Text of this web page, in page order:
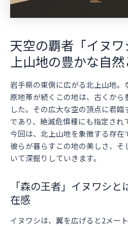
天空の覇者「イヌ
上山地の豊かな自
岩手県の東側に広がる北上山地
原地帯が続くこの地は、古くから
した。その広大な空の頂点に君
であり、絶滅危惧種にも指定され
今回は、北上山地を象徴する存在
彼らが暮らすこの地の美しさ、
いて深掘りしていきます。
「森の王者」イヌワシ
在感
イヌワシは、翼を広げると2メー